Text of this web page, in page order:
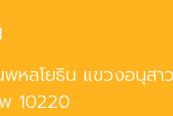
หลโยธิน แขวงอนุสา
10220